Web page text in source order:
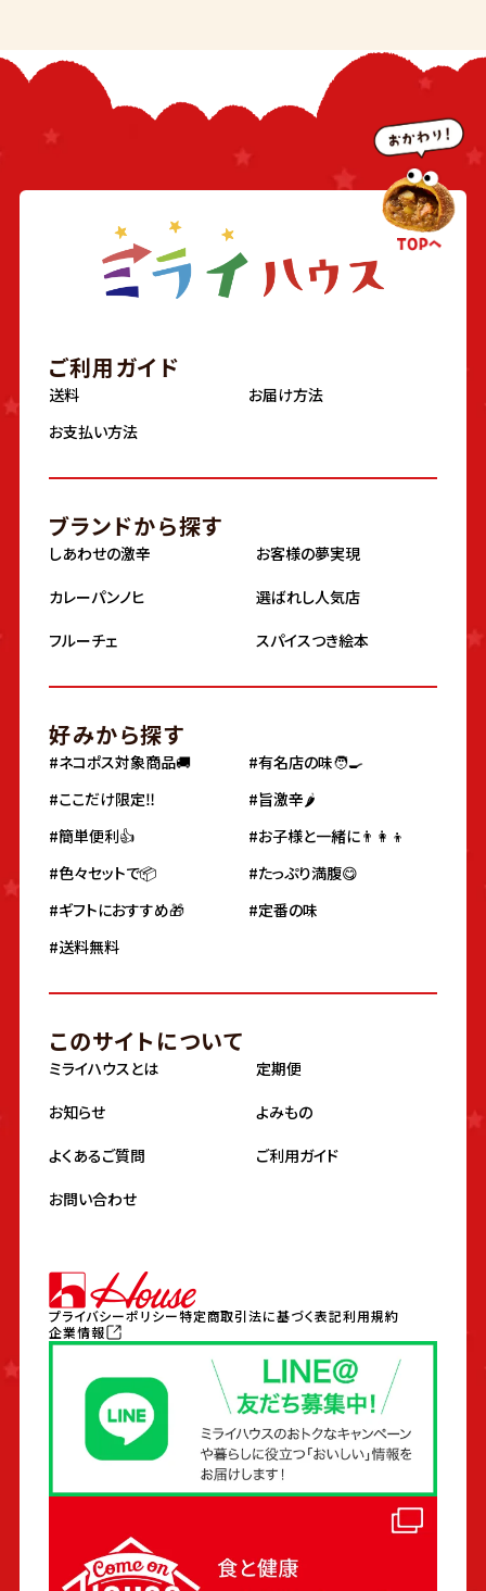
プライバシーポリシー特定商取引法に基づく表記利用規約
企業情報
ご利用ガイド
送料
お届け方法
お支払い方法
ブランドから探す
しあわせの激辛
お客様の夢実現
カレーパンノヒ
選ばれし人気店
フルーチェ
スパイスつき絵本
好みから探す
#ネコポス対象商品🚚
#有名店の味🧑‍🍳
#ここだけ限定‼️
#旨激辛🌶
#簡単便利👍
#お子様と一緒に👨‍👩‍👦
#色々セットで📦
#たっぷり満腹😋
#ギフトにおすすめ🎁
#定番の味
#送料無料
このサイトについて
ミライハウスとは
定期便
お知らせ
よみもの
よくあるご質問
ご利用ガイド
お問い合わせ